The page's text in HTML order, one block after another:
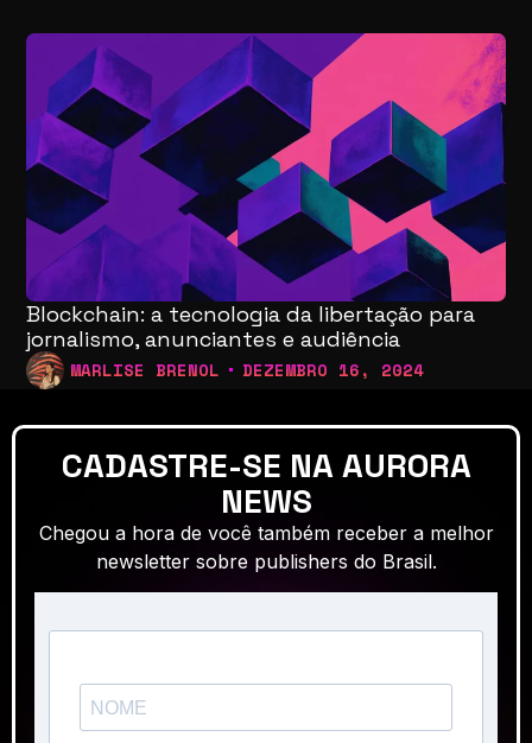
Blockchain: a tecnologia da libertação para
jornalismo, anunciantes e audiência
MARLISE BRENOL DEZEMBRO 16, 2024
CADASTRE-SE NA AURORA
NEWS
Chegou a hora de você também receber a melhor
newsletter sobre publishers do Brasil.